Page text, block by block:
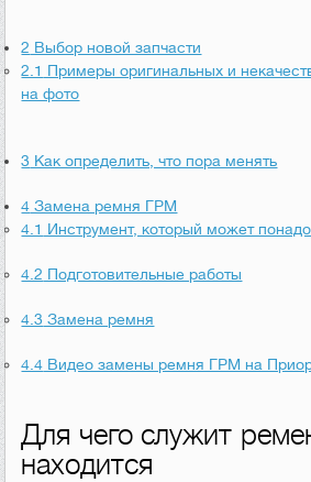
2 Выбор новой запчасти
2.1 Примеры оригинальных и
на фото
3 Как определить, что пора менять
4 Замена ремня ГРМ
4.1 Инструмент, который может
4.2 Подготовительные работы
4.3 Замена ремня
4.4 Видео замены ремня ГРМ на
Для чего служит
находится